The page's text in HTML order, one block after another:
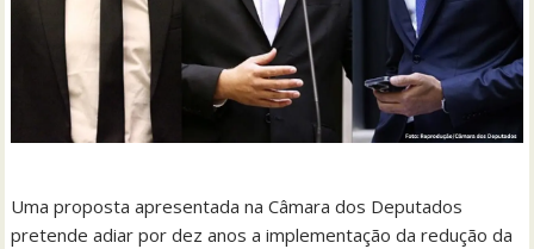
Uma proposta apresentada na Câmara dos Deputados
pretende adiar por dez anos a implementação da redução da